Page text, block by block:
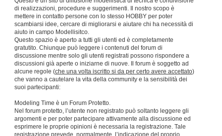
di realizzazioni, procedure e suggerimenti. Il nostro scopo è
mettere in contatto persone con lo stesso HOBBY per poter
scambiarsi idee, cercare di migliorarsi e aiutare chi ha necessità di
aiuto in campo Modellisitco.
Questo spazio è aperto a tutti gli utenti ed è completamente
gratutito. Chiunque può leggere i contenuti del forum di
discussione mentre solo gli utenti registrati possono rispondere a
discussioni già aperte o iniziarne di nuove. Il forum è soggetto ad
alcune regole (che una volta iscritto si da per certo avere accettato)
che vanno a cautelare la vita della community e la sensibilità dei
suoi partecipanti:
Modeling Time è un Forum Protetto.
Nel forum protetto, l’utente non registrato può soltanto leggere gli
argomenti e per poter partecipare attivamente alla discussione ed
esprimere le proprie opinioni è necessaria la registrazione. Tale
registrazione prevede, normalmente, l’indicazione del proprio